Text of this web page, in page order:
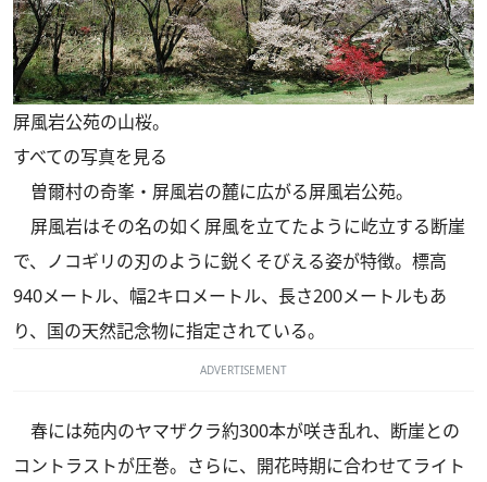
屏風岩公苑の山桜。
すべての写真を見る
曽爾村の奇峯・屏風岩の麓に広がる屏風岩公苑。
屏風岩はその名の如く屏風を立てたように屹立する断崖
で、ノコギリの刃のように鋭くそびえる姿が特徴。標高
940メートル、幅2キロメートル、長さ200メートルもあ
り、国の天然記念物に指定されている。
ADVERTISEMENT
春には苑内のヤマザクラ約300本が咲き乱れ、断崖との
コントラストが圧巻。さらに、開花時期に合わせてライト